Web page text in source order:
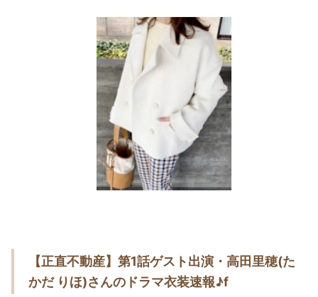
トリンドル玲奈
深田恭子
【正直不動産】第1話ゲスト出演・高田里穂(た
かだ りほ)さんのドラマ衣装速報♪f